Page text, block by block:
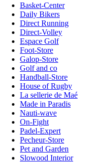
Basket-Center
Daily Bikers
Direct Running
Direct-Volley
Espace Golf
Foot-Store
Galop-Store
Golf and co
Handball-Store
House of Rugby
La sellerie de Maé
Made in Paradis
Nauti-wave
On-Fight
Padel-Expert
Pecheur-Store
Pet and Garden
Slowood Interior